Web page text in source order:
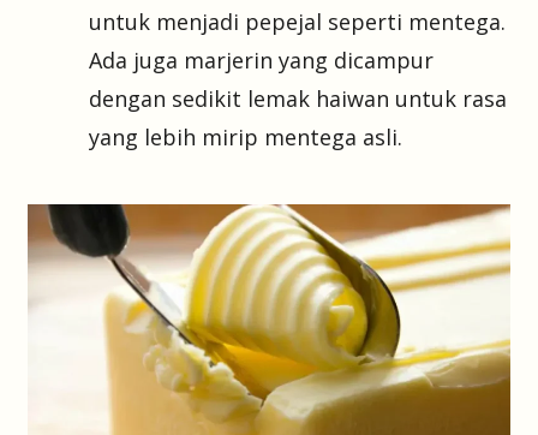
untuk menjadi pepejal seperti mentega.
Ada juga marjerin yang dicampur
dengan sedikit lemak haiwan untuk rasa
yang lebih mirip mentega asli.